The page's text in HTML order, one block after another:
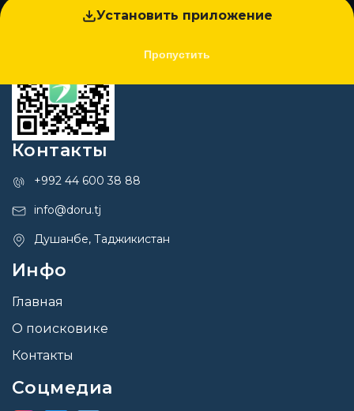
Установить приложение
Пропустить
Контакты
+992 44 600 38 88
info@doru.tj
Душанбе, Таджикистан
Инфо
Главная
О поисковике
Контакты
Соцмедиа